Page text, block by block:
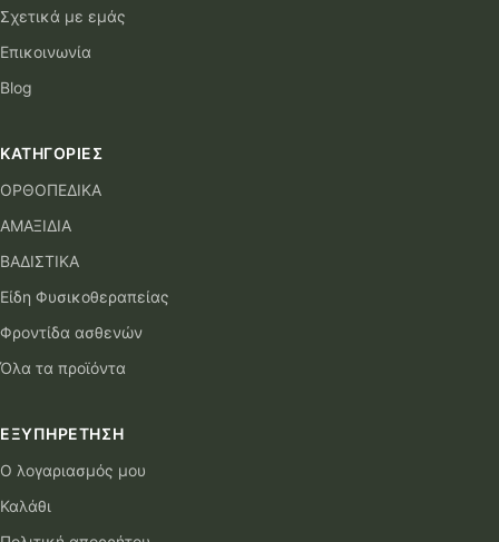
Σχετικά με εμάς
Επικοινωνία
Blog
ΚΑΤΗΓΟΡΊΕΣ
ΟΡΘΟΠΕΔΙΚΑ
ΑΜΑΞΙΔΙΑ
ΒΑΔΙΣΤΙΚΑ
Είδη Φυσικοθεραπείας
Φροντίδα ασθενών
Όλα τα προϊόντα
ΕΞΥΠΗΡΈΤΗΣΗ
Ο λογαριασμός μου
Καλάθι